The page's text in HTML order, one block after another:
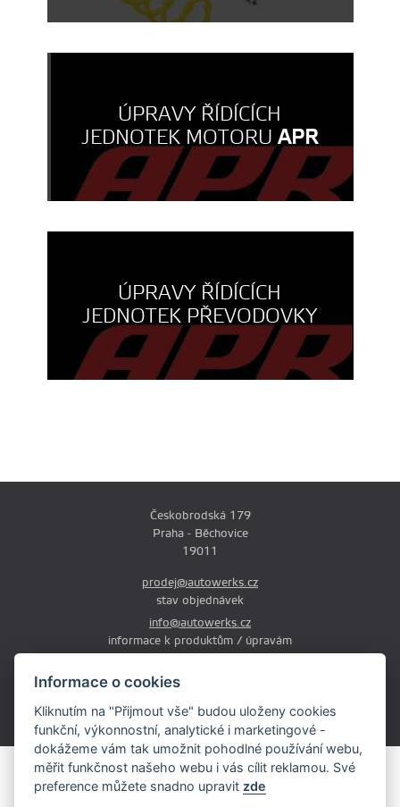
Informace o cookies
Kliknutím na "Přijmout vše" budou uloženy cookies
funkční, výkonnostní, analytické i marketingové -
dokážeme vám tak umožnit pohodlné používání webu,
měřit funkčnost našeho webu i vás cílit reklamou. Své
preference můžete snadno upravit zde
ÚPRAVY ŘÍDÍCÍCH
JEDNOTEK MOTORUAPR
ÚPRAVY ŘÍDÍCÍCH
JEDNOTEK PŘEVODOVKY
Českobrodská 179
Praha - Běchovice
19011
prodej@autowerks.cz
stav objednávek
info@autowerks.cz
informace k produktům / úpravám
Pá: 9:00-12:00 a 13:00-16:00
Obsah stránek je majetkem provozovatele. Kopírování, zveřejňování
textů či fotografii je povoleno pouze s jeho souhlasem.